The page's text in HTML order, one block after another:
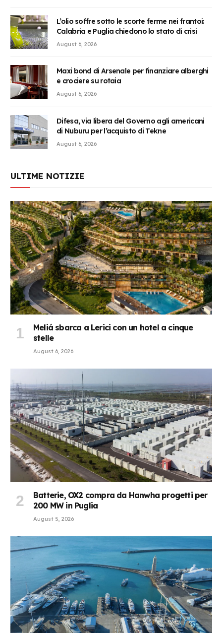
L’olio soffre sotto le scorte ferme nei frantoi:
Calabria e Puglia chiedono lo stato di crisi
August 6, 2026
Maxi bond di Arsenale per finanziare alberghi
e crociere su rotaia
August 6, 2026
Difesa, via libera del Governo agli americani
di Nuburu per l’acquisto di Tekne
August 6, 2026
ULTIME NOTIZIE
Meliá sbarca a Lerici con un hotel a cinque
stelle
August 6, 2026
Batterie, OX2 compra da Hanwha progetti per
200 MW in Puglia
August 5, 2026